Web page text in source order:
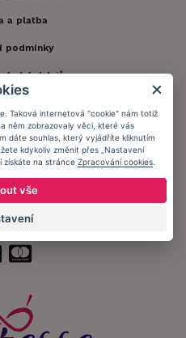
a platba
podmínky
údajů
v kontaktu.
platby:
Taková internetová "cookie" nám totiž
něm zobrazovaly věci, které vás
dáte souhlas, který vyjádříte kliknutím
kdykoliv změnit přes „Nastavení
získáte na stránce Zpracování cookies
vše